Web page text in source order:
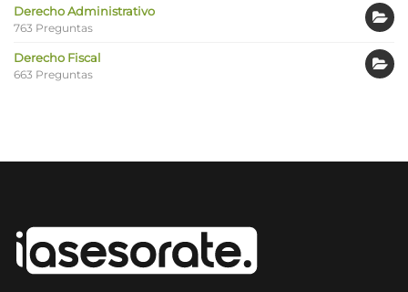
Derecho Administrativo
763 Preguntas
Derecho Fiscal
663 Preguntas